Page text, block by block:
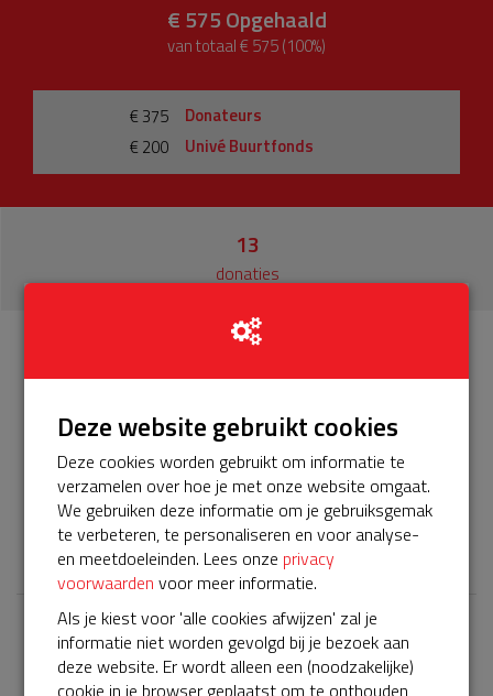
€ 575Opgehaald
van totaal € 575 (100%)
€ 375
Donateurs
€ 200
Univé Buurtfonds
13
donaties
Info Donateurs 13
Het servicepakket van onze BuurtAED verloopt bijna en
moet worden verlengd, zodat onze AED gebruiksklaar
blijft. Help je mee? Doneer voor ons servicepakket!
𝕏
Laatste donaties
Bekijk alle
Deze website gebruikt cookies
Deze cookies worden gebruikt om informatie te
verzamelen over hoe je met onze website omgaat.
We gebruiken deze informatie om je gebruiksgemak
te verbeteren, te personaliseren en voor analyse-
en meetdoeleinden. Lees onze privacy
voorwaarden voor meer informatie.
Als je kiest voor 'alle cookies afwijzen' zal je
informatie niet worden gevolgd bij je bezoek aan
deze website. Er wordt alleen een (noodzakelijke)
cookie in je browser geplaatst om te onthouden